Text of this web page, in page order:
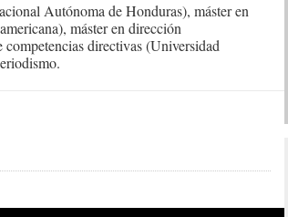
Autónoma de Honduras), máster en
máster en dirección
directivas (Universidad